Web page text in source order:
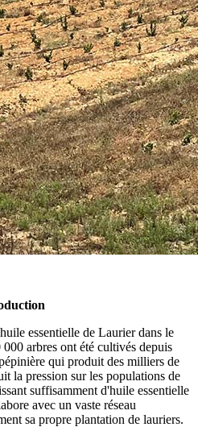
essentielle de Laurier dans le
arbres ont été cultivés depuis
qui produit des milliers de
la pression sur les populations de
suffisamment d'huile essentielle
avec un vaste réseau
sa propre plantation de lauriers.